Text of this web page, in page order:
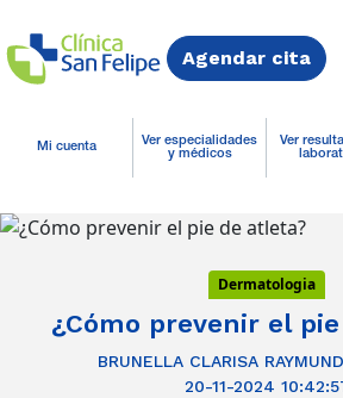
Agendar cita
Mi cuenta
Ver especialidades
y médicos
Ver
Dermatologia
¿Cómo prevenir el
BRUNELLA CLARISA
20-11-2024